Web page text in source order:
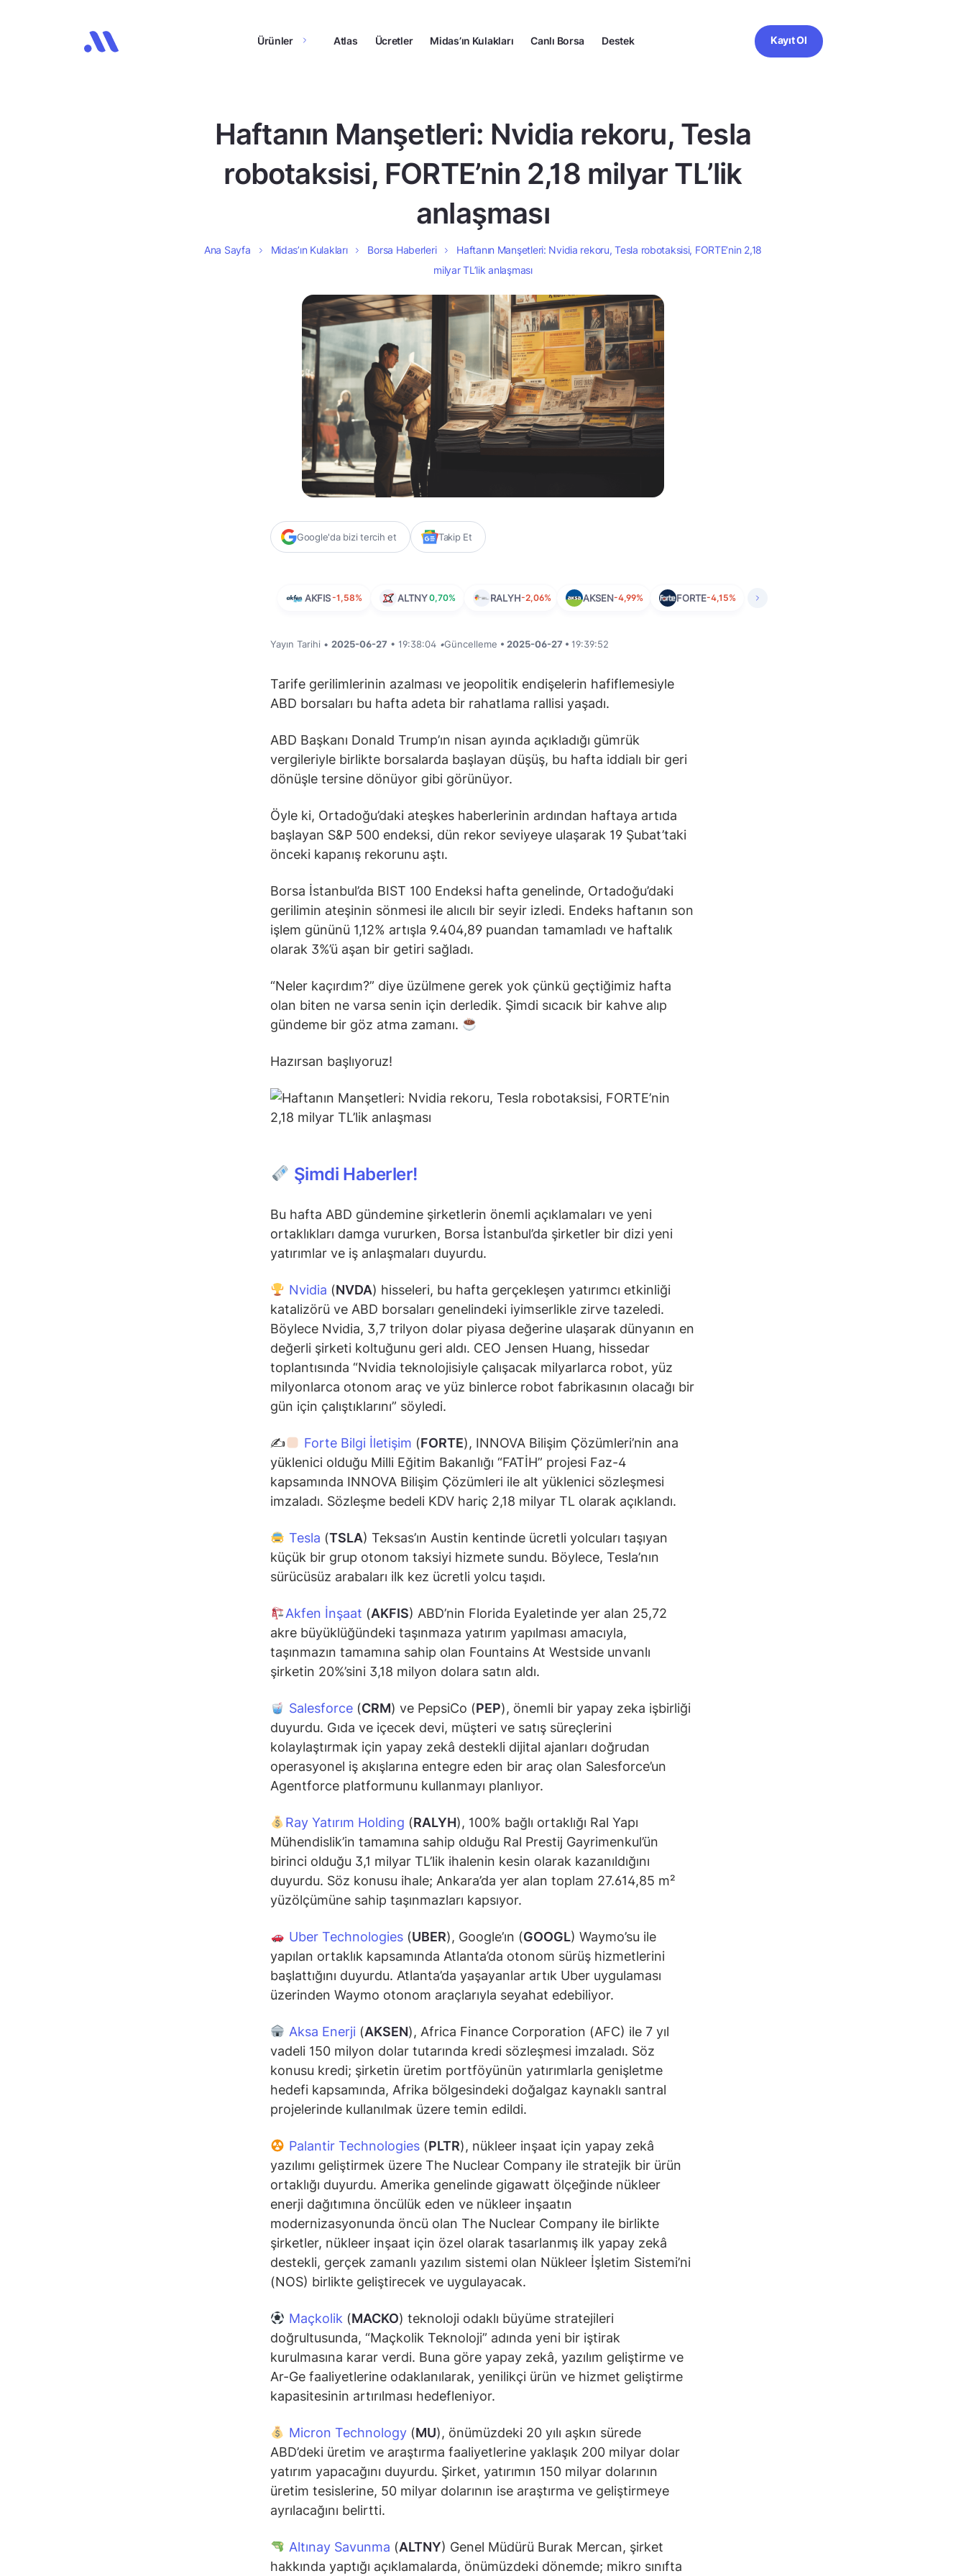
Ürünler Atlas Ücretler Midas’ın Kulakları Canlı Borsa Destek Kayıt Ol
Haftanın Manşetleri: Nvidia rekoru, Tesla
robotaksisi, FORTE’nin 2,18 milyar TL’lik
anlaşması
Ana Sayfa Midas’ın Kulakları Borsa Haberleri
Haftanın Manşetleri: Nvidia rekoru, Tesla robotaksisi, FORTE’nin 2,18
milyar TL’lik anlaşması
Google'da bizi tercih et Takip Et
AKFIS-1,58% ALTNY0,70% RALYH-2,06% AKSEN-4,99% FORTE-4,15%
Yayın Tarihi • 2025-06-27 • 19:38:04 •Güncelleme • 2025-06-27 • 19:39:52
Tarife gerilimlerinin azalması ve jeopolitik endişelerin hafiflemesiyle
ABD borsaları bu hafta adeta bir rahatlama rallisi yaşadı.
ABD Başkanı Donald Trump’ın nisan ayında açıkladığı gümrük
vergileriyle birlikte borsalarda başlayan düşüş, bu hafta iddialı bir geri
dönüşle tersine dönüyor gibi görünüyor.
Öyle ki, Ortadoğu’daki ateşkes haberlerinin ardından haftaya artıda
başlayan S&P 500 endeksi, dün rekor seviyeye ulaşarak 19 Şubat’taki
önceki kapanış rekorunu aştı.
Borsa İstanbul’da BIST 100 Endeksi hafta genelinde, Ortadoğu’daki
gerilimin ateşinin sönmesi ile alıcılı bir seyir izledi. Endeks haftanın son
işlem gününü 1,12% artışla 9.404,89 puandan tamamladı ve haftalık
olarak 3%’ü aşan bir getiri sağladı.
“Neler kaçırdım?” diye üzülmene gerek yok çünkü geçtiğimiz hafta
olan biten ne varsa senin için derledik. Şimdi sıcacık bir kahve alıp
gündeme bir göz atma zamanı.
Hazırsan başlıyoruz!
Şimdi Haberler!
Bu hafta ABD gündemine şirketlerin önemli açıklamaları ve yeni
ortaklıkları damga vururken, Borsa İstanbul’da şirketler bir dizi yeni
yatırımlar ve iş anlaşmaları duyurdu.
Nvidia (NVDA) hisseleri, bu hafta gerçekleşen yatırımcı etkinliği
katalizörü ve ABD borsaları genelindeki iyimserlikle zirve tazeledi.
Böylece Nvidia, 3,7 trilyon dolar piyasa değerine ulaşarak dünyanın en
değerli şirketi koltuğunu geri aldı. CEO Jensen Huang, hissedar
toplantısında “Nvidia teknolojisiyle çalışacak milyarlarca robot, yüz
milyonlarca otonom araç ve yüz binlerce robot fabrikasının olacağı bir
gün için çalıştıklarını” söyledi.
✍ Forte Bilgi İletişim (FORTE), INNOVA Bilişim Çözümleri’nin ana
yüklenici olduğu Milli Eğitim Bakanlığı “FATİH” projesi Faz-4
kapsamında INNOVA Bilişim Çözümleri ile alt yüklenici sözleşmesi
imzaladı. Sözleşme bedeli KDV hariç 2,18 milyar TL olarak açıklandı.
Tesla (TSLA) Teksas’ın Austin kentinde ücretli yolcuları taşıyan
küçük bir grup otonom taksiyi hizmete sundu. Böylece, Tesla’nın
sürücüsüz arabaları ilk kez ücretli yolcu taşıdı.
Akfen İnşaat (AKFIS) ABD’nin Florida Eyaletinde yer alan 25,72
akre büyüklüğündeki taşınmaza yatırım yapılması amacıyla,
taşınmazın tamamına sahip olan Fountains At Westside unvanlı
şirketin 20%’sini 3,18 milyon dolara satın aldı.
Salesforce(CRM) ve PepsiCo (PEP), önemli bir yapay zeka işbirliği
duyurdu. Gıda ve içecek devi, müşteri ve satış süreçlerini
kolaylaştırmak için yapay zekâ destekli dijital ajanları doğrudan
operasyonel iş akışlarına entegre eden bir araç olan Salesforce’un
Agentforce platformunu kullanmayı planlıyor.
Ray Yatırım Holding (RALYH), 100% bağlı ortaklığı Ral Yapı
Mühendislik’in tamamına sahip olduğu Ral Prestij Gayrimenkul’ün
birinci olduğu 3,1 milyar TL’lik ihalenin kesin olarak kazanıldığını
duyurdu. Söz konusu ihale; Ankara’da yer alan toplam 27.614,85 m²
yüzölçümüne sahip taşınmazları kapsıyor.
Uber Technologies(UBER), Google’ın (GOOGL) Waymo’su ile
yapılan ortaklık kapsamında Atlanta’da otonom sürüş hizmetlerini
başlattığını duyurdu. Atlanta’da yaşayanlar artık Uber uygulaması
üzerinden Waymo otonom araçlarıyla seyahat edebiliyor.
Aksa Enerji(AKSEN), Africa Finance Corporation (AFC) ile 7 yıl
vadeli 150 milyon dolar tutarında kredi sözleşmesi imzaladı. Söz
konusu kredi; şirketin üretim portföyünün yatırımlarla genişletme
hedefi kapsamında, Afrika bölgesindeki doğalgaz kaynaklı santral
projelerinde kullanılmak üzere temin edildi.
Palantir Technologies(PLTR), nükleer inşaat için yapay zekâ
yazılımı geliştirmek üzere The Nuclear Company ile stratejik bir ürün
ortaklığı duyurdu. Amerika genelinde gigawatt ölçeğinde nükleer
enerji dağıtımına öncülük eden ve nükleer inşaatın
modernizasyonunda öncü olan The Nuclear Company ile birlikte
şirketler, nükleer inşaat için özel olarak tasarlanmış ilk yapay zekâ
destekli, gerçek zamanlı yazılım sistemi olan Nükleer İşletim Sistemi’ni
(NOS) birlikte geliştirecek ve uygulayacak.
Maçkolik (MACKO) teknoloji odaklı büyüme stratejileri
doğrultusunda, “Maçkolik Teknoloji” adında yeni bir iştirak
kurulmasına karar verdi. Buna göre yapay zekâ, yazılım geliştirme ve
Ar-Ge faaliyetlerine odaklanılarak, yenilikçi ürün ve hizmet geliştirme
kapasitesinin artırılması hedefleniyor.
Micron Technology(MU), önümüzdeki 20 yılı aşkın sürede
ABD’deki üretim ve araştırma faaliyetlerine yaklaşık 200 milyar dolar
yatırım yapacağını duyurdu. Şirket, yatırımın 150 milyar dolarının
üretim tesislerine, 50 milyar dolarının ise araştırma ve geliştirmeye
ayrılacağını belirtti.
Altınay Savunma (ALTNY) Genel Müdürü Burak Mercan, şirket
hakkında yaptığı açıklamalarda, önümüzdeki dönemde; mikro sınıfta